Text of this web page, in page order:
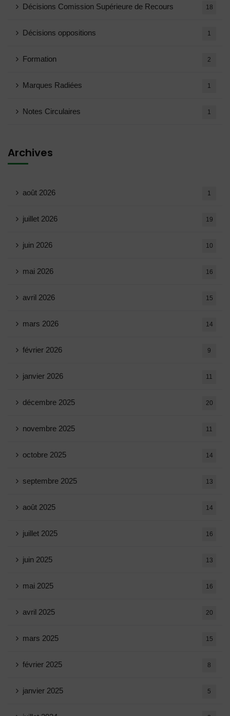
Décisions Comission Supérieure de Recours 18
Décisions oppositions 1
Formation 2
Marques Radiées 1
Notes Circulaires 1
Archives
août 2026 1
juillet 2026 19
juin 2026 10
mai 2026 16
avril 2026 15
mars 2026 14
février 2026 9
janvier 2026 11
décembre 2025 20
novembre 2025 11
octobre 2025 14
septembre 2025 13
août 2025 14
juillet 2025 16
juin 2025 13
mai 2025 16
avril 2025 20
mars 2025 15
février 2025 8
janvier 2025 5